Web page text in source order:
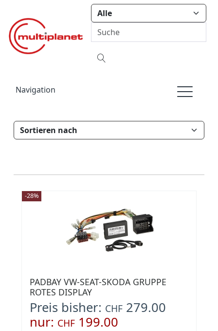
Navigation
-28%
PADBAY VW-SEAT-SKODA GRUPPE
ROTES DISPLAY
Preis bisher: CHF 279.00
nur: CHF 199.00